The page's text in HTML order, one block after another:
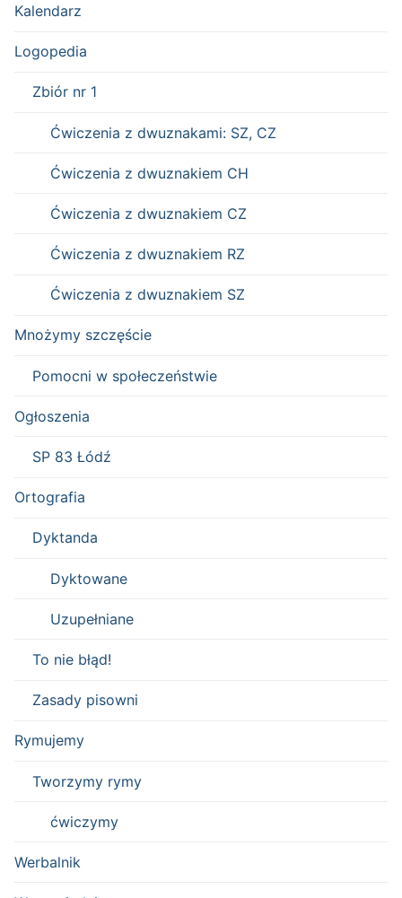
Kalendarz
Logopedia
Zbiór nr 1
Ćwiczenia z dwuznakami: SZ, CZ
Ćwiczenia z dwuznakiem CH
Ćwiczenia z dwuznakiem CZ
Ćwiczenia z dwuznakiem RZ
Ćwiczenia z dwuznakiem SZ
Mnożymy szczęście
Pomocni w społeczeństwie
Ogłoszenia
SP 83 Łódź
Ortografia
Dyktanda
Dyktowane
Uzupełniane
To nie błąd!
Zasady pisowni
Rymujemy
Tworzymy rymy
ćwiczymy
Werbalnik